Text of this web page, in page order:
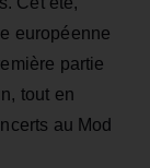
européenne
partie
tout en
au Mod